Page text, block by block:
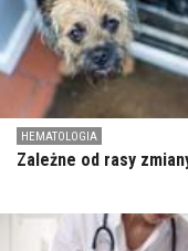
HEMATOLOGIA
Zależne od rasy